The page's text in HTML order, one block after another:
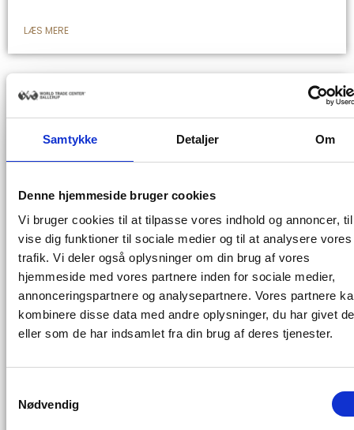
Samtykke Detaljer Om
Denne hjemmeside bruger cookies
Vi bruger cookies til at tilpasse vores indhold og annoncer,
vise dig funktioner til sociale medier og til at analysere vores
trafik. Vi deler også oplysninger om din brug af vores
hjemmeside med vores partnere inden for sociale medier,
annonceringspartnere og analysepartnere. Vores partnere
kombinere disse data med andre oplysninger, du har givet
eller som de har indsamlet fra din brug af deres tjenester.
Nødvendig
LÆS MERE
World Trade Center Ballerup slår
dørene op til det nye 15-etagers
højhus.
hidtil eneste World Trade Center, slår vi dørene op til